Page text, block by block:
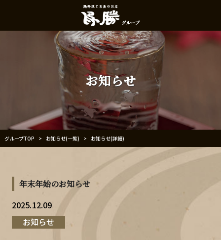
お知らせ
グループTOP > お知らせ(一覧) > お知らせ(詳細)
年末年始のお知らせ
2025.12.09
お知らせ